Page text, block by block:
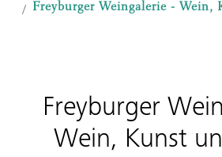
Freyburger Weingalerie - Wein,
Freyburger
Wein, Kunst